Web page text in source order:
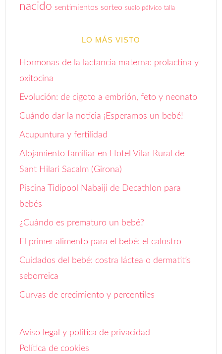
nacido sentimientos sorteo suelo pélvico talla
LO MÁS VISTO
Hormonas de la lactancia materna: prolactina y
oxitocina
Evolución: de cigoto a embrión, feto y neonato
Cuándo dar la noticia ¡Esperamos un bebé!
Acupuntura y fertilidad
Alojamiento familiar en Hotel Vilar Rural de
Sant Hilari Sacalm (Girona)
Piscina Tidipool Nabaiji de Decathlon para
bebés
¿Cuándo es prematuro un bebé?
El primer alimento para el bebé: el calostro
Cuidados del bebé: costra láctea o dermatitis
seborreica
Curvas de crecimiento y percentiles
Aviso legal y política de privacidad
Política de cookies